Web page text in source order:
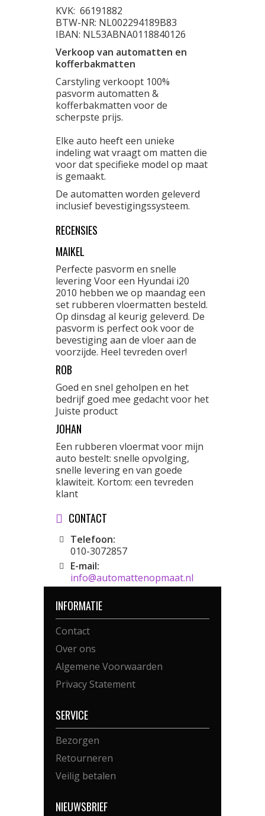
KVK: 66191882
BTW-NR: NL002294189B83
IBAN: NL53ABNA0118840126
Verkoop van automatten en
kofferbakmatten
Carstyling verkoopt 100%
pasvorm automatten &
kofferbakmatten voor de
scherpste prijs.
Elke auto heeft een unieke
indeling wat vraagt om matten die
voor dat specifieke model op maat
is gemaakt.
De automatten worden geleverd
inclusief bevestigingssysteem.
RECENSIES
MAIKEL
Perfecte pasvorm en snelle
levering Voor een Hyundai i20
2010 hebben we op maandag een
set rubberen vloermatten besteld.
Op dinsdag al keurig geleverd. De
pasvorm is perfect ook voor de
bevestiging aan de vloer aan de
voorzijde. Heel tevreden over!
ROB
Goed en snel geholpen en het
bedrijf goed mee gedacht voor het
Juiste product
JOHAN
Een rubberen vloermat voor mijn
auto bestelt: snelle opvolging,
snelle levering en van goede
klawiteit. Kortom: een tevreden
klant
CONTACT
Telefoon:
010-3072857
E-mail:
info@automattenopmaat.nl
INFORMATIE
Contact
Over ons
Algemene Voorwaarden
Privacy Statement
SERVICE
Bezorgen
Retourneren
Veilig betalen
NIEUWSBRIEF